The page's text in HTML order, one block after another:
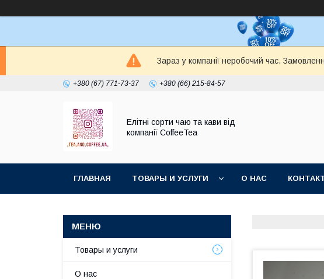
Зараз у компанії неробочий час.
+380 (67) 771-73-37 +380 (66) 215-84-57
Елітні сорти чаю та кави від
компанії CoffeeTea
ГЛАВНАЯ ТОВАРЫ И УСЛУГИ О НАС
Товары и услуги
О нас